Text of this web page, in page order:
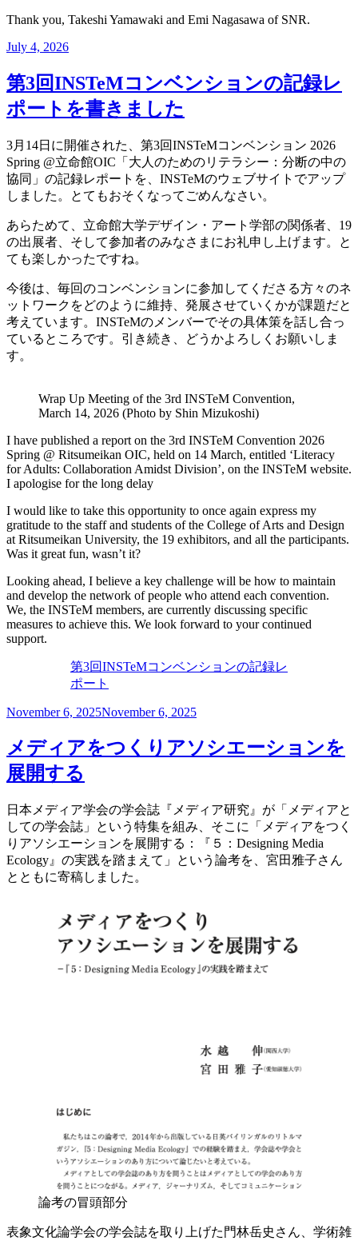
Thank you, Takeshi Yamawaki and Emi Nagasawa of SNR.
Posted
July 4, 2026
第3回INSTeMコンベンションの記録レ
ポートを書きました
3月14日に開催された、第3回INSTeMコンベンション 2026
Spring @立命館OIC「大人のためのリテラシー：分断の中の
協同」の記録レポートを、INSTeMのウェブサイトでアップ
しました。とてもおそくなってごめんなさい。
あらためて、立命館大学デザイン・アート学部の関係者、19
の出展者、そして参加者のみなさまにお礼申し上げます。と
ても楽しかったですね。
今後は、毎回のコンベンションに参加してくださる方々のネ
ットワークをどのように維持、発展させていくかが課題だと
考えています。INSTeMのメンバーでその具体策を話し合っ
ているところです。引き続き、どうかよろしくお願いしま
す。
Wrap Up Meeting of the 3rd INSTeM Convention,
March 14, 2026 (Photo by Shin Mizukoshi)
I have published a report on the 3rd INSTeM Convention 2026
Spring @ Ritsumeikan OIC, held on 14 March, entitled ‘Literacy
for Adults: Collaboration Amidst Division’, on the INSTeM website.
I apologise for the long delay
I would like to take this opportunity to once again express my
gratitude to the staff and students of the College of Arts and Design
at Ritsumeikan University, the 19 exhibitors, and all the participants.
Was it great fun, wasn’t it?
Looking ahead, I believe a key challenge will be how to maintain
and develop the network of people who attend each convention.
We, the INSTeM members, are currently discussing specific
measures to achieve this. We look forward to your continued
support.
第3回INSTeMコンベンションの記録レ
ポート
Posted
November 6, 2025November 6, 2025
メディアをつくりアソシエーションを
展開する
日本メディア学会の学会誌『メディア研究』が「メディアと
しての学会誌」という特集を組み、そこに「メディアをつく
りアソシエーションを展開する：『５：Designing Media
Ecology』の実践を踏まえて」という論考を、宮田雅子さん
とともに寄稿しました。
論考の冒頭部分
表象文化論学会の学会誌を取り上げた門林岳史さん、学術雑